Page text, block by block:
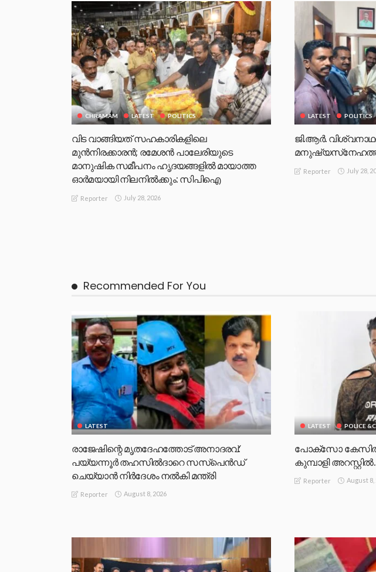
CHRAMAM LATEST POLITICS
വിട വാങ്ങിയത് സഹകാരികളിലെ
മുൻനിരക്കാരൻ; രമേശൻ പാലേരിയുടെ
മാനുഷിക സമീപനം ഹൃദയങ്ങളിൽ മായാത്ത
ഓർമയായി നിലനിൽക്കും: സിപിഐ
Reporter July 28, 2026
LATEST POLITICS
ജി.ആർ.
Reporter July 28,
Recommended For You
LATEST
രാജേഷിന്റെ മൃതദേഹത്തോട് അനാദരവ്:
പയ്യന്നൂർ തഹസിൽദാറെ സസ്പെൻഡ്
ചെയ്യാൻ നിർദേശം നൽകി മന്ത്രി
Reporter August 8, 2026
LATEST POLICE
പോക്സോ
കുമ്പാളി അറസ്റ്റിൽ.
Reporter August 8,